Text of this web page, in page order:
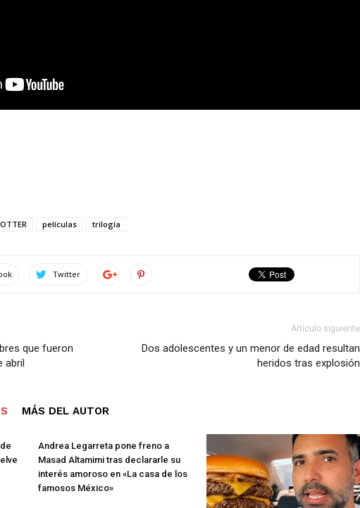
películas trilogía
Twitter
que fueron
abril
Artículo siguiente
Dos adolescentes y un menor de edad resultan
heridos tras explosión
MÁS DEL AUTOR
Andrea Legarreta pone freno a
Masad Altamimi tras declararle su
interés amoroso en «La casa de los
famosos México»